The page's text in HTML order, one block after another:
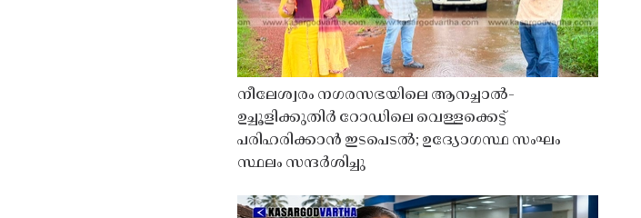
നീലേശ്വരം നഗരസഭയിലെ ആനച്ചാൽ-
ഉച്ചൂളിക്കുതിർ റോഡിലെ വെള്ളക്കെട്ട്
പരിഹരിക്കാൻ ഇടപെടൽ; ഉദ്യോഗസ്ഥ സംഘം
സ്ഥലം സന്ദർശിച്ചു